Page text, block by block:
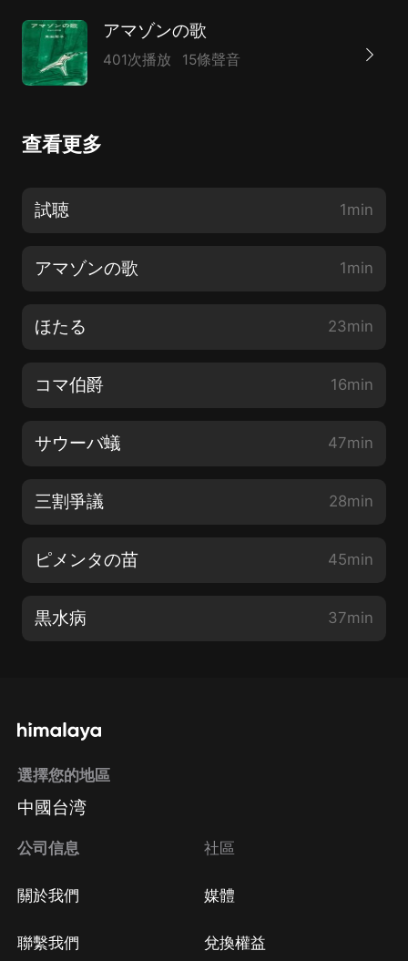
アマゾンの歌
401次播放 15條聲音
查看更多
試聴 1min
アマゾンの歌 1min
ほたる 23min
コマ伯爵 16min
サウーバ蟻 47min
三割爭議 28min
ピメンタの苗 45min
黒水病 37min
選擇您的地區
中國台湾
公司信息
關於我們
聯繫我們
社區
媒體
兌換權益